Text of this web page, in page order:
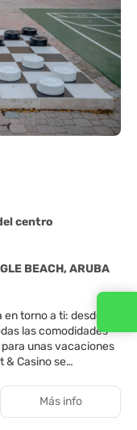
centro
BEACH, ARUBA
torno a ti: desde un
las comodidades
unas vacaciones
& Casino se
la mejor playa
2021 de TripAdvisor.
Más info
con nosotros